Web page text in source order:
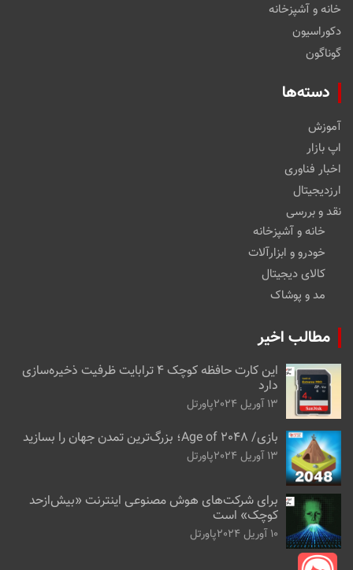
خانه و آشپزخانه
دکوراسیون
گوناگون
دسته‌ها
آموزش
اپ بازار
اخبار فناوری
ارزدیجیتال
نقد و بررسی
خانه و آشپزخانه
خودرو و ابزارآلات
کالای دیجیتال
مد و پوشاک
مطالب اخیر
این کارت حافظه کوچک ۴ ترابایت ظرفیت ذخیره‌سازی
دارد
13 آوریل 2024 پاورتل
بازی/ Age of 2048؛ بزرگ‌ترین تمدن جهان را بسازید
13 آوریل 2024 پاورتل
برای شرکت‌های هوش مصنوعی اینترنت «بیش‌از‌حد
کوچک» است
10 آوریل 2024 پاورتل